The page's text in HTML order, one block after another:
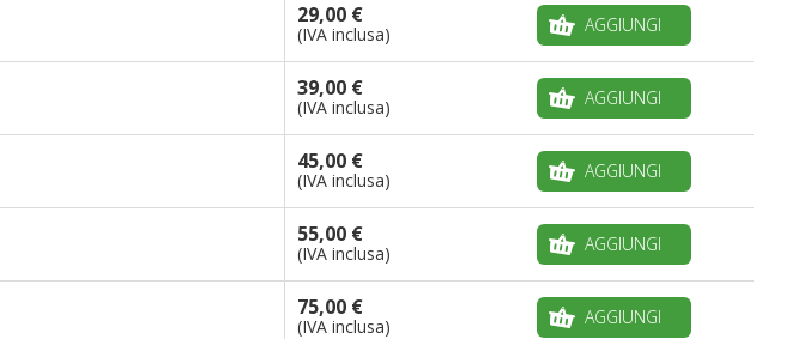
29,00 €
(IVA inclusa) AGGIUNGI
39,00 €
(IVA inclusa) AGGIUNGI
45,00 €
(IVA inclusa) AGGIUNGI
55,00 €
(IVA inclusa) AGGIUNGI
75,00 €
(IVA inclusa) AGGIUNGI